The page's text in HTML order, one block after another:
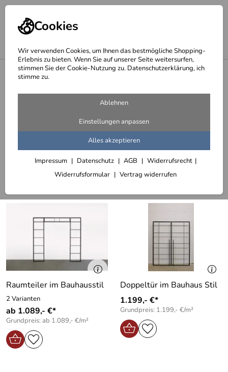
Cookies
Wir verwenden Cookies, um Ihnen das bestmögliche Shopping-
Erlebnis zu bieten. Wenn Sie auf unserer Seite weitersurfen,
stimmen Sie der Cookie-Nutzung zu. Datenschutzerklärung, ich
stimme zu.
Ablehnen
Einstellungen anpassen
Alles akzeptieren
Impressum Datenschutz AGB
Widerrufsrecht
Widerrufsformular
Vertrag widerrufen
Startseite
Seite 6 - Türen im Industrie Look
Doppeltüren im Loft Look
Sortieren
Raumteiler im Bauhausstil
2 Varianten
ab 1.089,- €*
Grundpreis: ab 1.089,- €/m²
Doppeltür im Bauhaus Stil
1.199,- €*
Grundpreis: 1.199,- €/m²